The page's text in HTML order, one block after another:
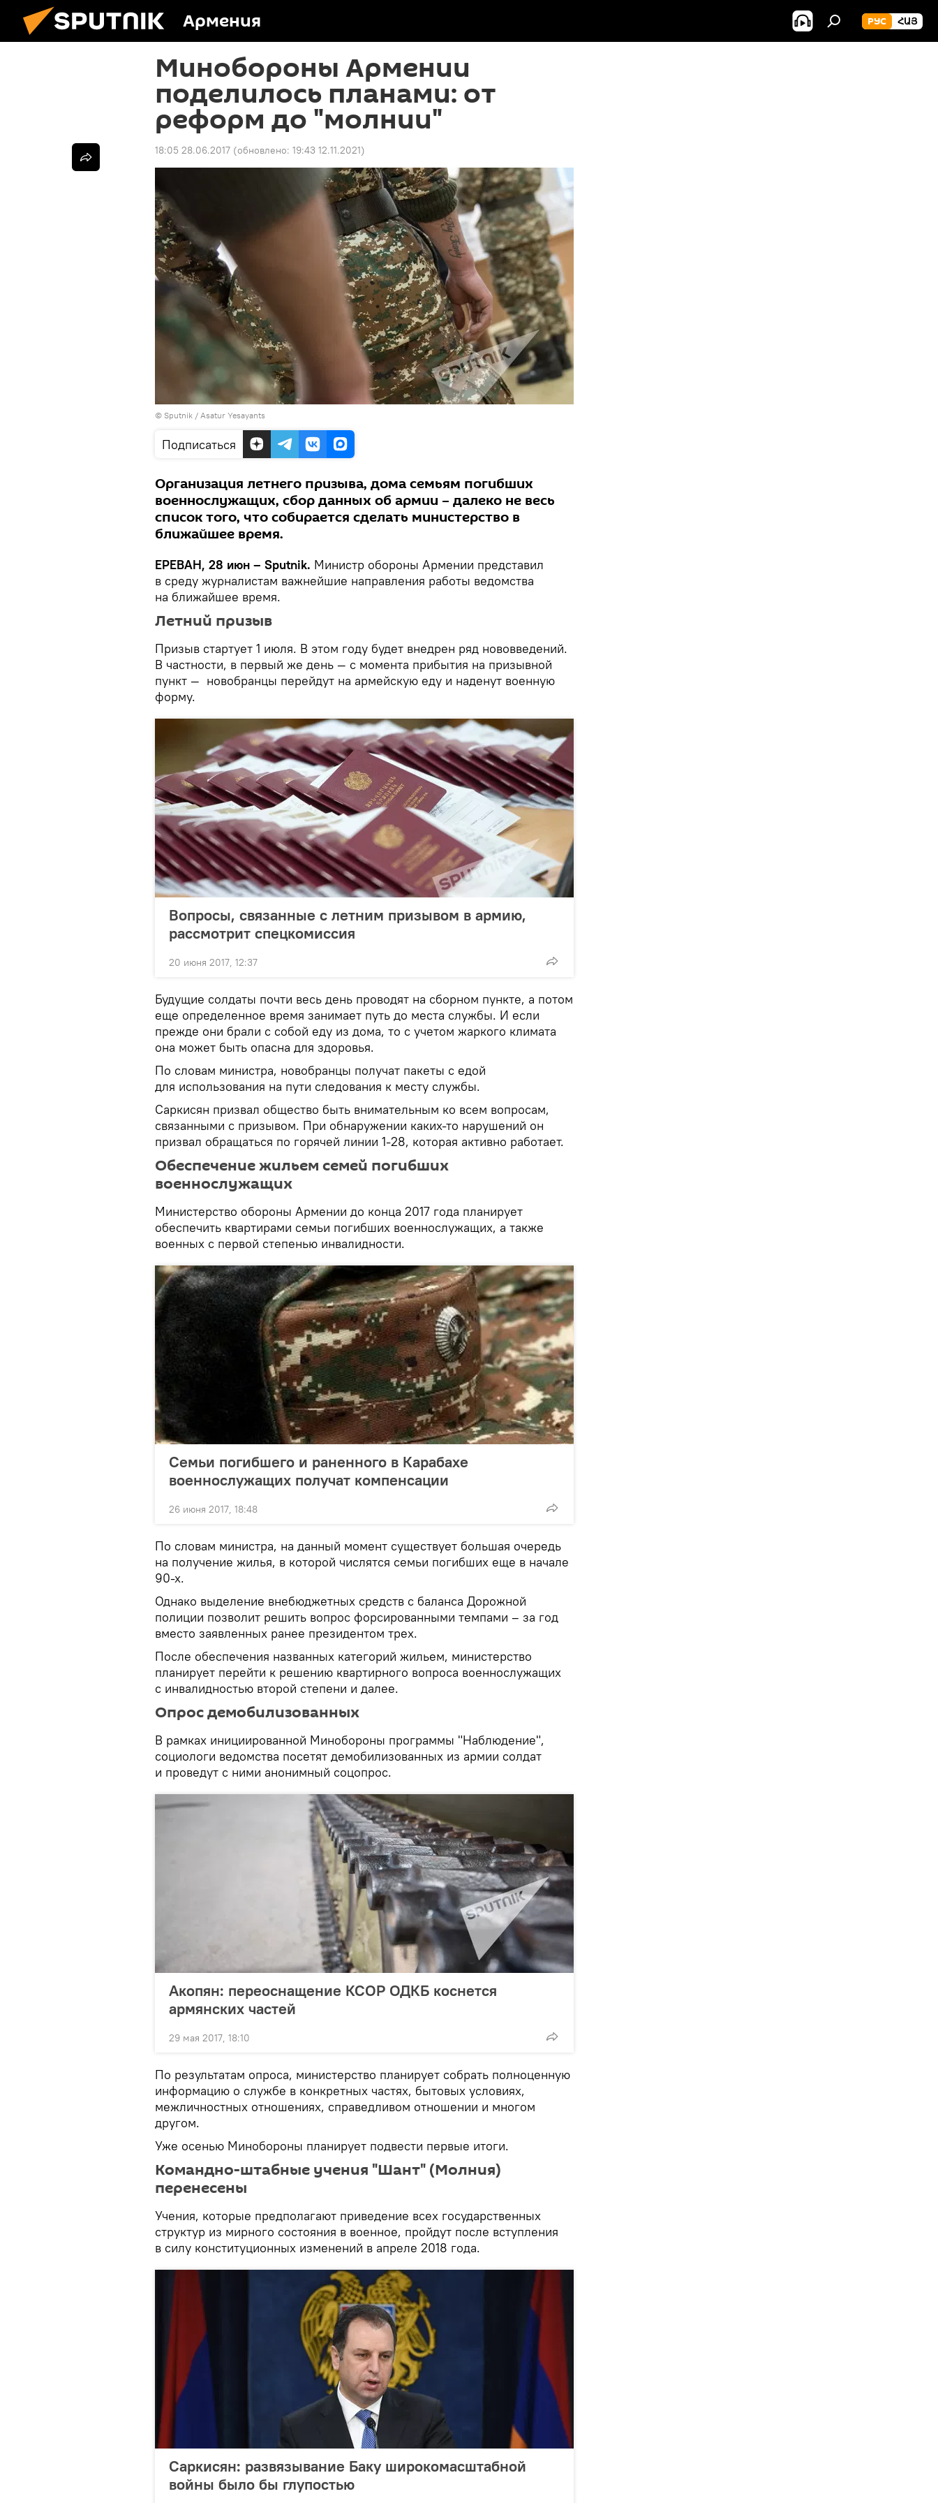
Армения РУС ՀԱՅ
Минобороны Армении
поделилось планами: от
реформ до "молнии"
18:05 28.06.2017 (обновлено: 19:43 12.11.2021)
© Sputnik / Asatur Yesayants
Подписаться
Организация летнего призыва, дома семьям погибших
военнослужащих, сбор данных об армии – далеко не весь
список того, что собирается сделать министерство в
ближайшее время.
ЕРЕВАН, 28 июн – Sputnik. Министр обороны Армении представил
в среду журналистам важнейшие направления работы ведомства
на ближайшее время.
Летний призыв
Призыв стартует 1 июля. В этом году будет внедрен ряд нововведений.
В частности, в первый же день — с момента прибытия на призывной
пункт — новобранцы перейдут на армейскую еду и наденут военную
форму.
Вопросы, связанные с летним призывом в армию,
рассмотрит спецкомиссия
20 июня 2017, 12:37
Будущие солдаты почти весь день проводят на сборном пункте, а потом
еще определенное время занимает путь до места службы. И если
прежде они брали с собой еду из дома, то с учетом жаркого климата
она может быть опасна для здоровья.
По словам министра, новобранцы получат пакеты с едой
для использования на пути следования к месту службы.
Саркисян призвал общество быть внимательным ко всем вопросам,
связанными с призывом. При обнаружении каких-то нарушений он
призвал обращаться по горячей линии 1-28, которая активно работает.
Обеспечение жильем семей погибших
военнослужащих
Министерство обороны Армении до конца 2017 года планирует
обеспечить квартирами семьи погибших военнослужащих, а также
военных с первой степенью инвалидности.
Семьи погибшего и раненного в Карабахе
военнослужащих получат компенсации
26 июня 2017, 18:48
По словам министра, на данный момент существует большая очередь
на получение жилья, в которой числятся семьи погибших еще в начале
90-х.
Однако выделение внебюджетных средств с баланса Дорожной
полиции позволит решить вопрос форсированными темпами – за год
вместо заявленных ранее президентом трех.
После обеспечения названных категорий жильем, министерство
планирует перейти к решению квартирного вопроса военнослужащих
с инвалидностью второй степени и далее.
Опрос демобилизованных
В рамках инициированной Минобороны программы "Наблюдение",
социологи ведомства посетят демобилизованных из армии солдат
и проведут с ними анонимный соцопрос.
Акопян: переоснащение КСОР ОДКБ коснется
армянских частей
29 мая 2017, 18:10
По результатам опроса, министерство планирует собрать полноценную
информацию о службе в конкретных частях, бытовых условиях,
межличностных отношениях, справедливом отношении и многом
другом.
Уже осенью Минобороны планирует подвести первые итоги.
Командно-штабные учения "Шант" (Молния)
перенесены
Учения, которые предполагают приведение всех государственных
структур из мирного состояния в военное, пройдут после вступления
в силу конституционных изменений в апреле 2018 года.
Саркисян: развязывание Баку широкомасштабной
войны было бы глупостью